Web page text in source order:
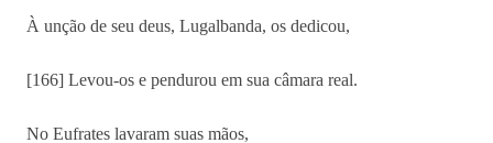
À unção de seu deus, Lugalbanda, os dedicou,
[166] Levou-os e pendurou em sua câmara real.
No Eufrates lavaram suas mãos,